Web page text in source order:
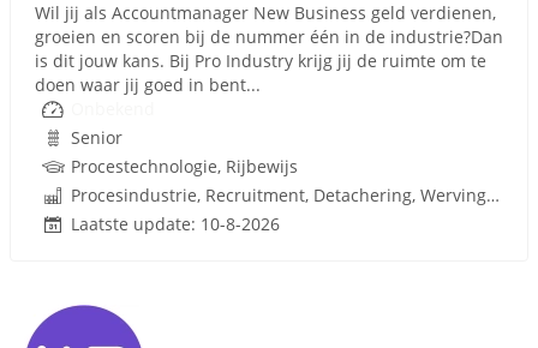
Wil jij als Accountmanager New Business geld verdienen,
groeien en scoren bij de nummer één in de industrie?Dan
is dit jouw kans. Bij Pro Industry krijg jij de ruimte om te
doen waar jij goed in bent...
Senior
Procestechnologie, Rijbewijs
Procesindustrie, Recruitment, Detachering, Werving en Selectie
Laatste update: 10-8-2026